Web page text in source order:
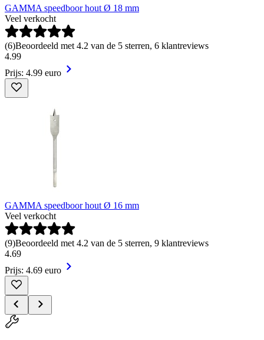
GAMMA speedboor hout Ø 18 mm
Veel verkocht
(6)Beoordeeld met 4.2 van de 5 sterren, 6 klantreviews
4.99
Prijs: 4.99 euro
GAMMA speedboor hout Ø 16 mm
Veel verkocht
(9)Beoordeeld met 4.2 van de 5 sterren, 9 klantreviews
4.69
Prijs: 4.69 euro